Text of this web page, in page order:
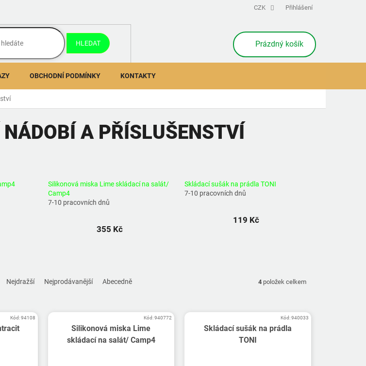
CZK Přihlášení
HLEDAT
NÁKUPNÍ
KOŠÍK
Prázdný košík
OBCHODNÍ PODMÍNKY KONTAKTY
A PŘÍSLUŠENSTVÍ
Silikonová miska Lime skládací na salát/
Camp4
7-10 pracovních dnů
355 Kč
Skládací sušák na prádla TONI
7-10 pracovních dnů
119 Kč
Nejdražší Nejprodávanější Abecedně 4 položek celkem
Kód:94108
Silikonová miska Lime
skládací na salát/ Camp4
Kód:940772
Skládací sušák na prádla
TONI
Kód:940033